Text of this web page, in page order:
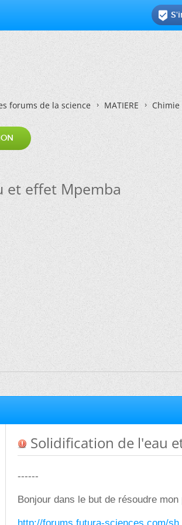

forums de la science MATIERE Chimie
et effet Mpemba
Solidification de l'eau
------
Bonjour dans le but de résoudre